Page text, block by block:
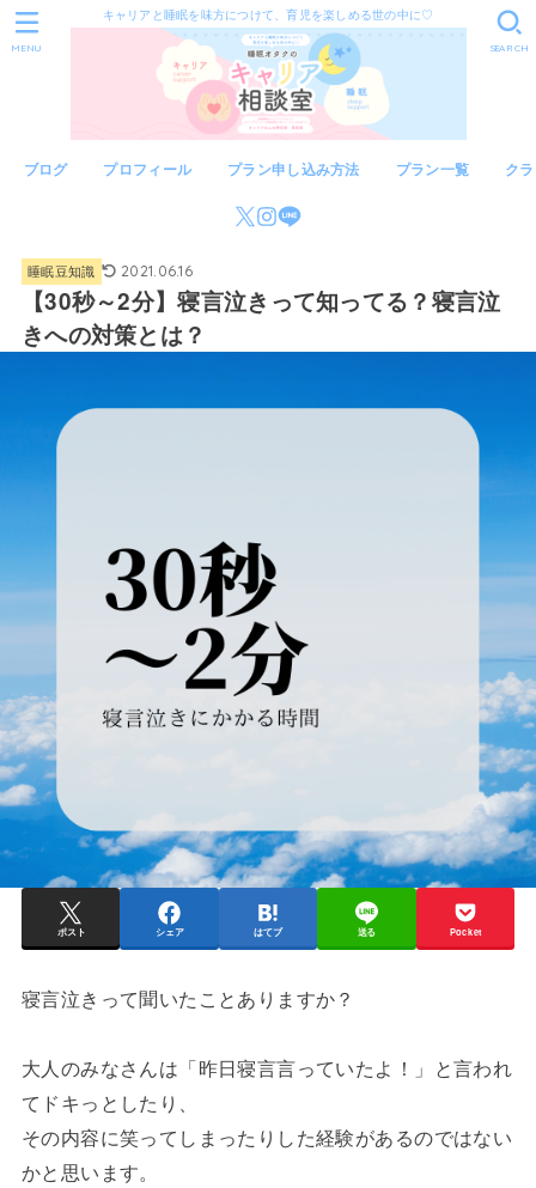
キャリアと睡眠を味方につけて、育児を楽しめる世の中に♡
ブログ プロフィール プラン申し込み方法 プラン一覧 ク
SEARCH
MENU
睡眠豆知識 2021.06.16
【30秒～2分】寝言泣きって知ってる？寝言泣
きへの対策とは？
ポスト シェア はてブ 送る Pocket
寝言泣きって聞いたことありますか？
大人のみなさんは「昨日寝言言っていたよ！」と言われ
てドキっとしたり、
その内容に笑ってしまったりした経験があるのではない
かと思います。